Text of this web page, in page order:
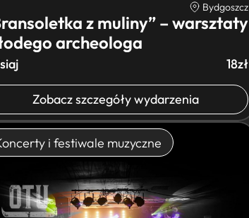
Bydgoszcz
z muliny” – warsztaty
archeologa
18zł
Zobacz szczegóły wydarzenia
i festiwale muzyczne